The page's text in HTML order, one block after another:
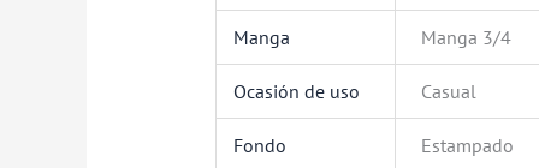
Manga Manga 3/4
Ocasión de uso Casual
Fondo Estampado